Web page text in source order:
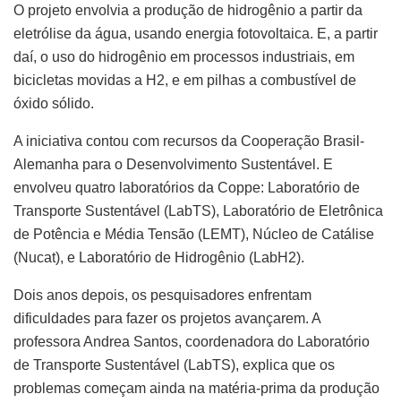
O projeto envolvia a produção de hidrogênio a partir da
eletrólise da água, usando energia fotovoltaica. E, a partir
daí, o uso do hidrogênio em processos industriais, em
bicicletas movidas a H2, e em pilhas a combustível de
óxido sólido.
A iniciativa contou com recursos da Cooperação Brasil-
Alemanha para o Desenvolvimento Sustentável. E
envolveu quatro laboratórios da Coppe: Laboratório de
Transporte Sustentável (LabTS), Laboratório de Eletrônica
de Potência e Média Tensão (LEMT), Núcleo de Catálise
(Nucat), e Laboratório de Hidrogênio (LabH2).
Dois anos depois, os pesquisadores enfrentam
dificuldades para fazer os projetos avançarem. A
professora Andrea Santos, coordenadora do Laboratório
de Transporte Sustentável (LabTS), explica que os
problemas começam ainda na matéria-prima da produção